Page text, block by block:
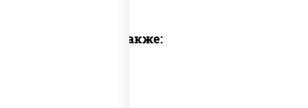
Предлагаем также: